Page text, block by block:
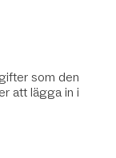
som den
att lägga in i